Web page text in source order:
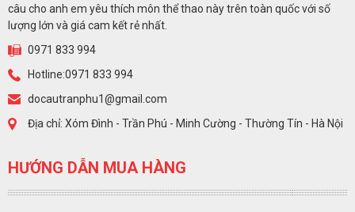
câu cho anh em yêu thích môn thể thao này trên toàn quốc với số
lượng lớn và giá cam kết rẻ nhất.
0971 833 994
Hotline:0971 833 994
docautranphu1@gmail.com
Địa chỉ: Xóm Đình - Trần Phú - Minh Cường - Thường Tín - Hà Nội
HƯỚNG DẪN MUA HÀNG